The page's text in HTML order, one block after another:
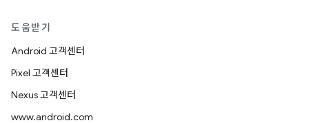
도움받기
Android 고객센터
Pixel 고객센터
Nexus 고객센터
www.android.com